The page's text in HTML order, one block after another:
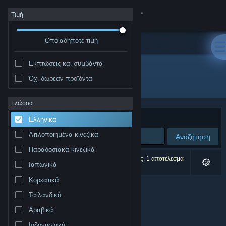
Σύνδεση
Κατάστημα
Σχετικά
Υποστήριξη
Αλλαγή γλώσσας
Προβολή ιστοσελίδας για υπολογιστές
Τιμή
Οποιαδήποτε τιμή
Εκπτώσεις και συμβάντα
Όχι δωρεάν προϊόντα
Γλώσσα
Ελληνικά
Απλοποιημένα κινεζικά
Παραδοσιακά κινεζικά
Ιαπωνικά
Κορεατικά
Ταϊλανδικά
Αραβικά
Δημιουργός: Second Wind Games
Ταξινόμηση ανά
Αναζήτηση
0 αποτελέσματα ταιριάζουν με την αναζήτησή σας. 1 αποτέλεσμα
αποκλείστηκε βάσει των προτιμήσεών σας.